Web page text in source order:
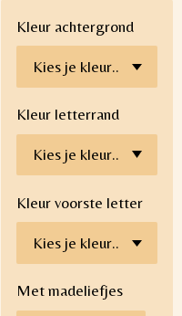
Kleur achtergrond
Kleur letterrand
Kleur voorste letter
Met madeliefjes